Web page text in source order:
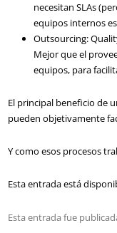
necesitan SLAs
equipos internos
Outsourcing:
Mejor que el
equipos, para
El principal beneficio de
pueden objetivamente
Y como esos procesos
Esta entrada está
Esta entrada fue